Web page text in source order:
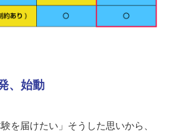
、始動
を届けたい」そうした思いから、